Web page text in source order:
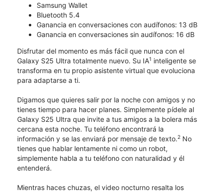
Samsung Wallet
Bluetooth 5.4
Ganancia en conversaciones con audífonos: 13 dB
Ganancia en conversaciones sin audífonos: 16 dB
Disfrutar del momento es más fácil que nunca con el
Galaxy S25 Ultra totalmente nuevo. Su IA1 inteligente se
transforma en tu propio asistente virtual que evoluciona
para adaptarse a ti.
Digamos que quieres salir por la noche con amigos y no
tienes tiempo para hacer planes. Simplemente pídele al
Galaxy S25 Ultra que invite a tus amigos a la bolera más
cercana esta noche. Tu teléfono encontrará la
información y se las enviará por mensaje de texto.2 No
tienes que hablar lentamente ni como un robot,
simplemente habla a tu teléfono con naturalidad y él
entenderá.
Mientras haces chuzas, el video nocturno resalta los